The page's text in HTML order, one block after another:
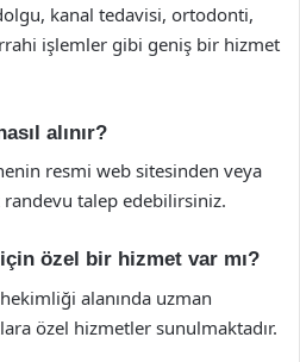
kanal tedavisi, ortodonti,
işlemler gibi geniş bir hizmet
alınır?
resmi web sitesinden veya
talep edebilirsiniz.
özel bir hizmet var mı?
alanında uzman
özel hizmetler sunulmaktadır.